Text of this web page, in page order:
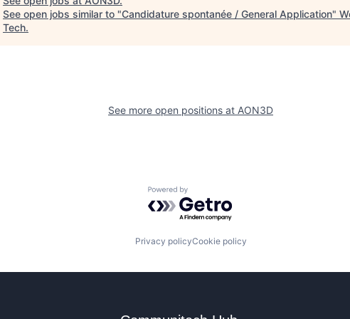
See open jobs similar to "Candidature spontanée / General Application"
Tech.
See more open positions at AON3D
Powered by Getro.com
Privacy policyCookie policy